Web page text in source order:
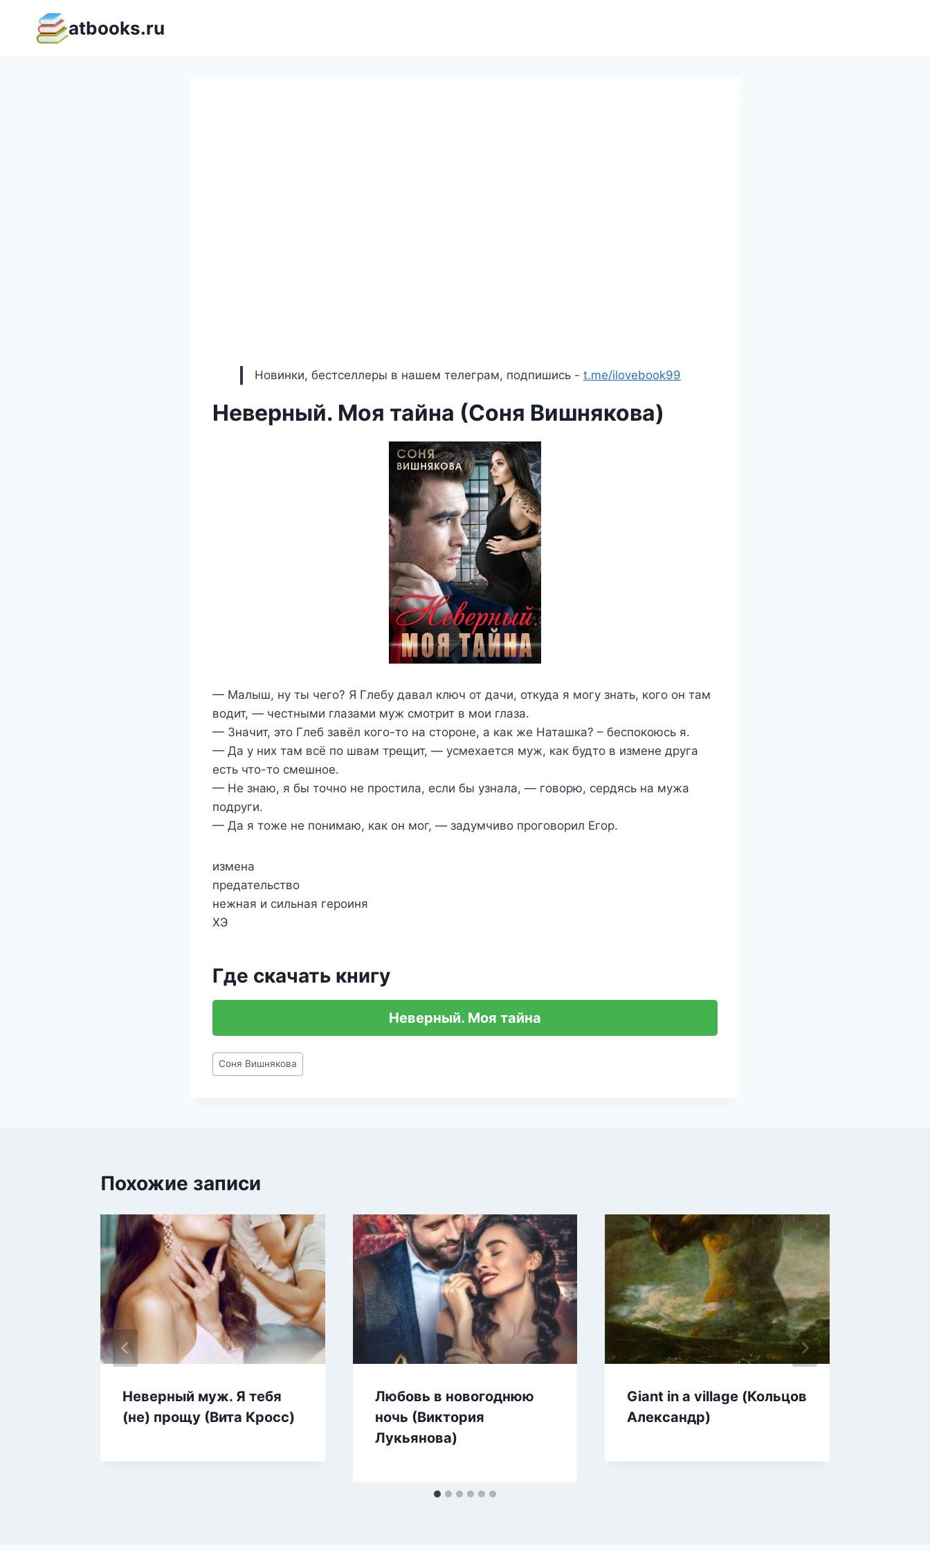
содержимому
atbooks.ru
Новинки, бестселлеры в нашем телеграм, подпишись - t.me/ilovebook99
Неверный. Моя тайна (Соня Вишнякова)
— Малыш, ну ты чего? Я Глебу давал ключ от дачи, откуда я могу знать, кого он там
водит, — честными глазами муж смотрит в мои глаза.
— Значит, это Глеб завёл кого-то на стороне, а как же Наташка? – беспокоюсь я.
— Да у них там всё по швам трещит, — усмехается муж, как будто в измене друга
есть что-то смешное.
— Не знаю, я бы точно не простила, если бы узнала, — говорю, сердясь на мужа
подруги.
— Да я тоже не понимаю, как он мог, — задумчиво проговорил Егор.
измена
предательство
нежная и сильная героиня
ХЭ
Где скачать книгу
Неверный. Моя тайна
Метки
записи:
Соня Вишнякова
Похожие записи
Неверный муж. Я тебя
(не) прощу (Вита Кросс)
Любовь в новогоднюю
ночь (Виктория
Лукьянова)
Giant in a village (Кольцов
Александр)